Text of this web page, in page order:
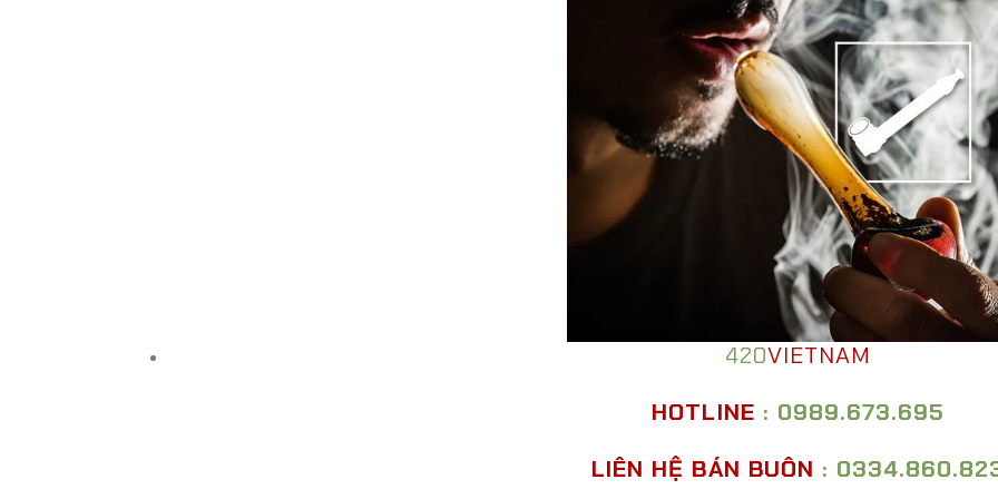
420VIETNAM
HOTLINE : 0989.673.695
LIÊN HỆ BÁN BUÔN :